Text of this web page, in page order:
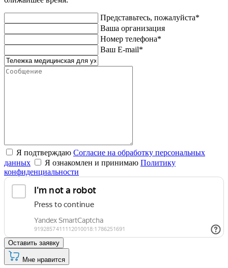
Представьтесь, пожалуйста*
Ваша организация
Номер телефона*
Ваш E-mail*
Я подтверждаю Согласие на обработку персональных
данных
Я ознакомлен и принимаю Политику
конфиденциальности
Оставить заявку
Мне нравится